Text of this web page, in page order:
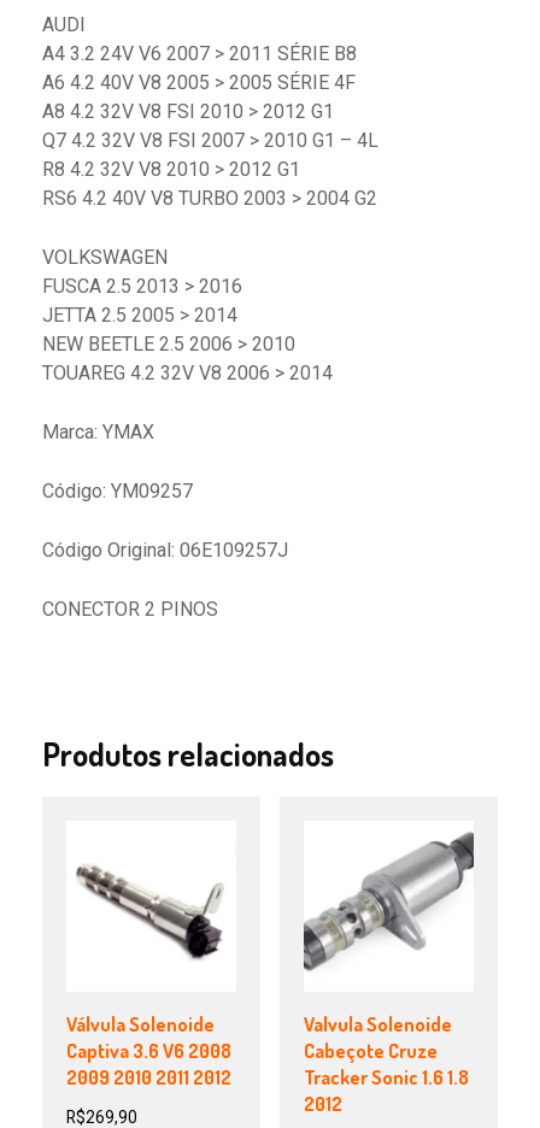
AUDI
A4 3.2 24V V6 2007 > 2011 SÉRIE B8
A6 4.2 40V V8 2005 > 2005 SÉRIE 4F
A8 4.2 32V V8 FSI 2010 > 2012 G1
Q7 4.2 32V V8 FSI 2007 > 2010 G1 – 4L
R8 4.2 32V V8 2010 > 2012 G1
RS6 4.2 40V V8 TURBO 2003 > 2004 G2
VOLKSWAGEN
FUSCA 2.5 2013 > 2016
JETTA 2.5 2005 > 2014
NEW BEETLE 2.5 2006 > 2010
TOUAREG 4.2 32V V8 2006 > 2014
Marca: YMAX
Código: YM09257
Código Original: 06E109257J
CONECTOR 2 PINOS
Produtos relacionados
Válvula Solenoide
Captiva 3.6 V6 2008
2009 2010 2011 2012
R$269,90
Valvula Solenoide
Cabeçote Cruze
Tracker Sonic 1.6 1.8
2012